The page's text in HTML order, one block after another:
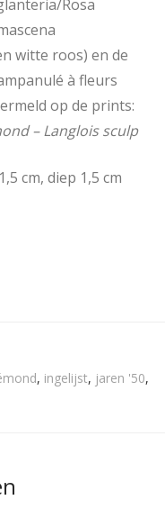
Rosa
witte roos) en de
à fleurs
op de prints:
– Langlois sculp
cm, diep 1,5 cm
, ingelijst, jaren '50,